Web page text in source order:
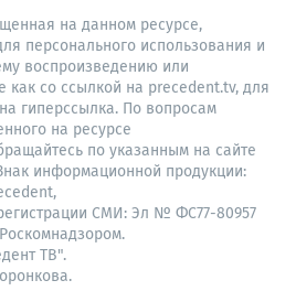
на данном ресурсе,
персонального использования и
воспроизведению или
как со ссылкой на precedent.tv, для
гиперссылка. По вопросам
на ресурсе
по указанным на сайте
информационной продукции:
СМИ: Эл № ФС77-80957
ТВ".